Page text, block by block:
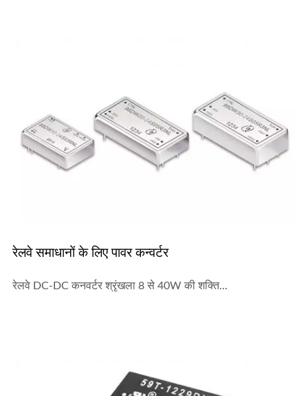
रेलवे समाधानों के लिए पावर कन्वर्टर
रेलवे DC-DC कनवर्टर श्रृंखला 8 से 40W की शक्ति...